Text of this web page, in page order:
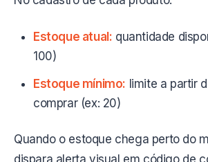
Estoque atual: quantidade
100)
Estoque mínimo: limite a partir
comprar (ex: 20)
Quando o estoque chega perto do
dispara alerta visual em código de